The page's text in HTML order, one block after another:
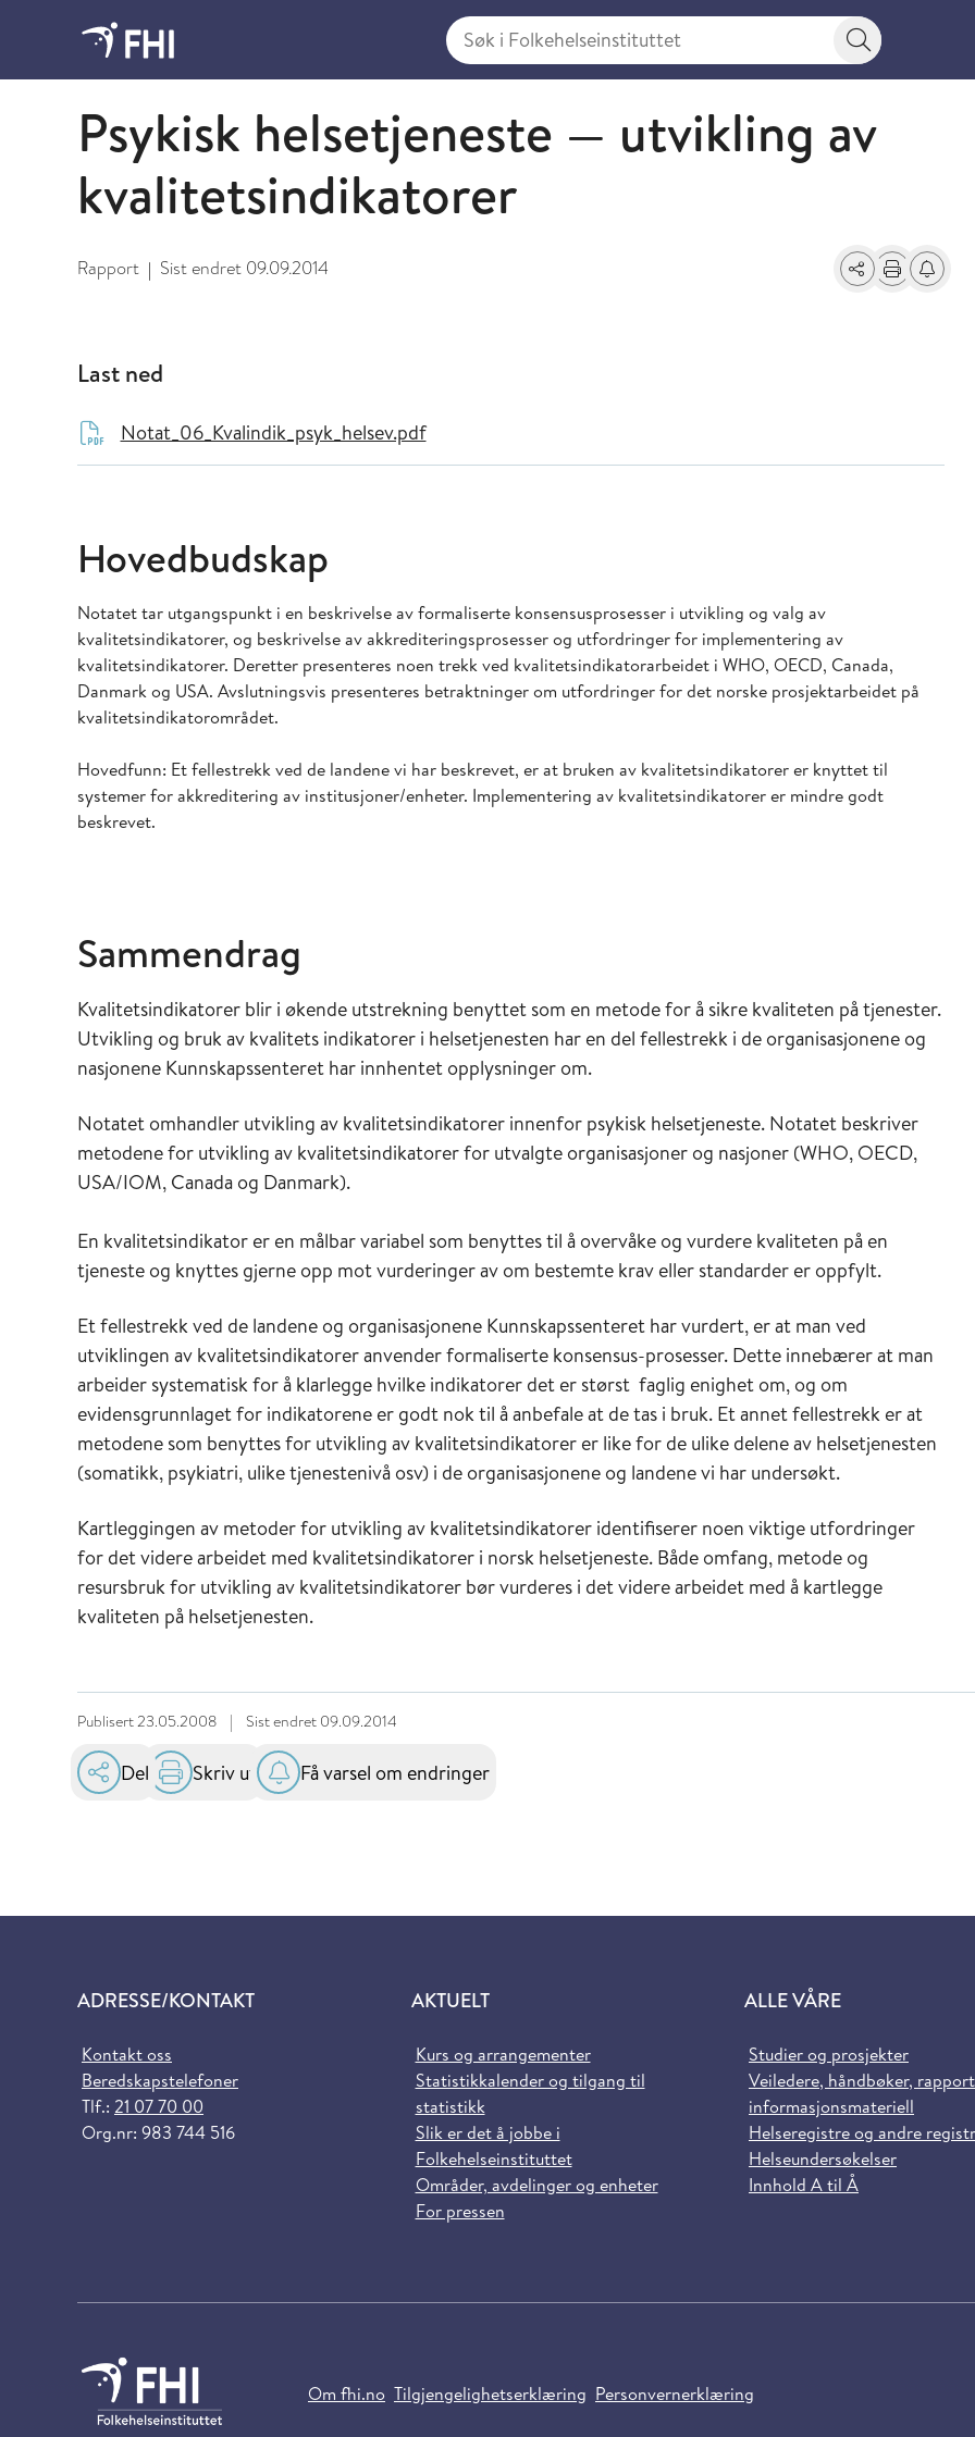
Søk i Folkehelseinstituttet
Søkeknapp
2009 og eldre publikasjoner fra FHI
Psykisk helsetjeneste — utvikling av
kvalitetsindikatorer
Rapport | Sist endret 09.09.2014 Del Skriv ut
Få
Last ned
Notat_06_Kvalindik_psyk_helsev.pdf
Hovedbudskap
Notatet tar utgangspunkt i en beskrivelse av formaliserte konsensusprosesser i utvikling og valg av
kvalitetsindikatorer, og beskrivelse av akkrediteringsprosesser og utfordringer for implementering av
kvalitetsindikatorer. Deretter presenteres noen trekk ved kvalitetsindikatorarbeidet i WHO, OECD, Canada,
Danmark og USA. Avslutningsvis presenteres betraktninger om utfordringer for det norske prosjektarbeidet på
kvalitetsindikatorområdet.
Hovedfunn: Et fellestrekk ved de landene vi har beskrevet, er at bruken av kvalitetsindikatorer er knyttet til
systemer for akkreditering av institusjoner/enheter. Implementering av kvalitetsindikatorer er mindre godt
beskrevet.
Sammendrag
Kvalitetsindikatorer blir i økende utstrekning benyttet som en metode for å sikre kvaliteten på tjenester.
Utvikling og bruk av kvalitets indikatorer i helsetjenesten har en del fellestrekk i de organisasjonene og
nasjonene Kunnskapssenteret har innhentet opplysninger om.
Notatet omhandler utvikling av kvalitetsindikatorer innenfor psykisk helsetjeneste. Notatet beskriver
metodene for utvikling av kvalitetsindikatorer for utvalgte organisasjoner og nasjoner (WHO, OECD,
USA/IOM, Canada og Danmark).
En kvalitetsindikator er en målbar variabel som benyttes til å overvåke og vurdere kvaliteten på en
tjeneste og knyttes gjerne opp mot vurderinger av om bestemte krav eller standarder er oppfylt.
Et fellestrekk ved de landene og organisasjonene Kunnskapssenteret har vurdert, er at man ved
utviklingen av kvalitetsindikatorer anvender formaliserte konsensus-prosesser. Dette innebærer at man
arbeider systematisk for å klarlegge hvilke indikatorer det er størst faglig enighet om, og om
evidensgrunnlaget for indikatorene er godt nok til å anbefale at de tas i bruk. Et annet fellestrekk er at
metodene som benyttes for utvikling av kvalitetsindikatorer er like for de ulike delene av helsetjenesten
(somatikk, psykiatri, ulike tjenestenivå osv) i de organisasjonene og landene vi har undersøkt.
Kartleggingen av metoder for utvikling av kvalitetsindikatorer identifiserer noen viktige utfordringer
for det videre arbeidet med kvalitetsindikatorer i norsk helsetjeneste. Både omfang, metode og
resursbruk for utvikling av kvalitetsindikatorer bør vurderes i det videre arbeidet med å kartlegge
kvaliteten på helsetjenesten.
Publisert23.05.2008 | Sist endret 09.09.2014
Del Skriv ut Få varsel om endringer
ADRESSE/KONTAKT
Kontakt oss
Beredskapstelefoner
Tlf.: 21 07 70 00
Org.nr: 983 744 516
AKTUELT
Kurs og arrangementer
Statistikkalender og tilgang til
statistikk
Slik er det å jobbe i
Folkehelseinstituttet
Områder, avdelinger og enheter
For pressen
ALLE VÅRE
Studier og prosjekter
Veiledere, håndbøker,
informasjonsmateriell
Helseregistre og andre
Helseundersøkelser
Innhold A til Å
Om fhi.no Tilgjengelighetserklæring Personvernerklæring